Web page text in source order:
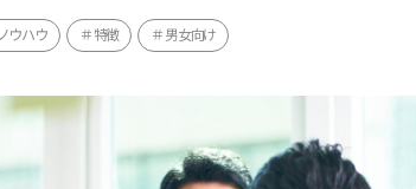
ノウハウ 特徴 男女向け